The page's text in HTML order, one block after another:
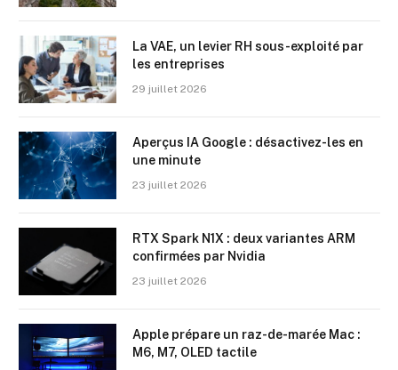
La VAE, un levier RH sous-exploité par
les entreprises
29 juillet 2026
Aperçus IA Google : désactivez-les en
une minute
23 juillet 2026
RTX Spark N1X : deux variantes ARM
confirmées par Nvidia
23 juillet 2026
Apple prépare un raz-de-marée Mac :
M6, M7, OLED tactile